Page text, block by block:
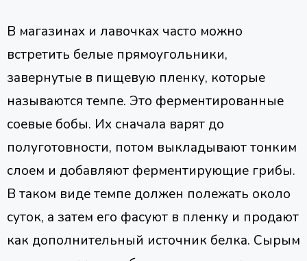
В магазинах и лавочках часто можно
встретить белые прямоугольники,
завернутые в пищевую пленку, которые
называются темпе. Это ферментированные
соевые бобы. Их сначала варят до
полуготовности, потом выкладывают тонким
слоем и добавляют ферментирующие грибы.
В таком виде темпе должен полежать около
суток, а затем его фасуют в пленку и продают
как дополнительный источник белка. Сырым